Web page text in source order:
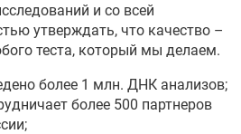
и со всей
утверждать, что качество –
теста, который мы делаем.
более 1 млн. ДНК анализов;
более 500 партнеров